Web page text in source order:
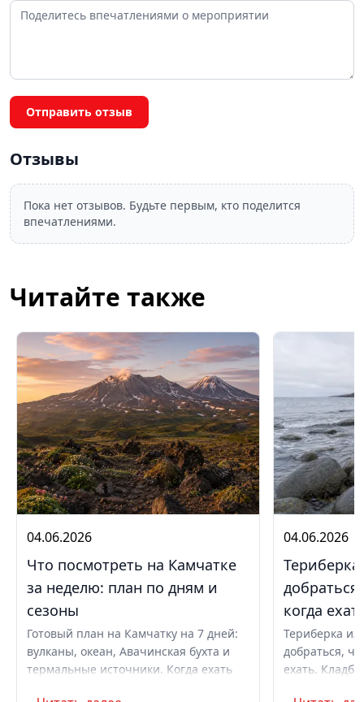
Отправить отзыв
Отзывы
Пока нет отзывов. Будьте первым, кто поделится
впечатлениями.
Читайте также
04.06.2026
Что посмотреть на Камчатке
за неделю: план по дням и
сезоны
Готовый план на Камчатку на 7 дней:
вулканы, океан, Авачинская бухта и
термальные источники. Когда ехать
04.06.2026
когда
Териберка
добраться,
ехать.